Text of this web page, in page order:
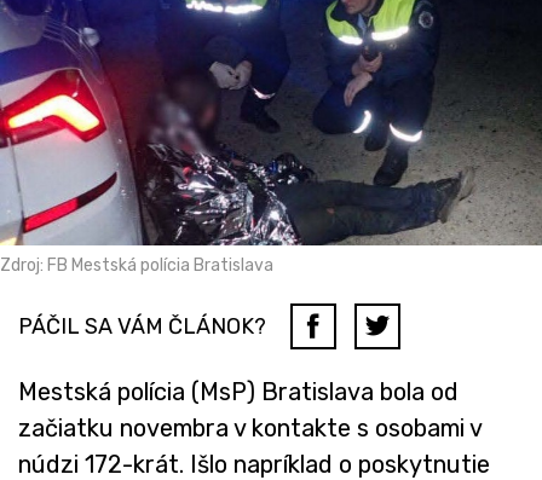
Zdroj: FB Mestská polícia Bratislava
PÁČIL SA VÁM ČLÁNOK?
Mestská polícia (MsP) Bratislava bola od
začiatku novembra v kontakte s osobami v
núdzi 172-krát. Išlo napríklad o poskytnutie